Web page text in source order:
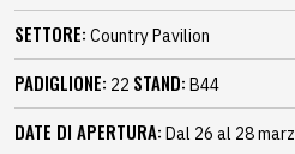
SETTORE: Country Pavilion
PADIGLIONE: 22 STAND: B44
DATE DI APERTURA: Dal 26 al 28